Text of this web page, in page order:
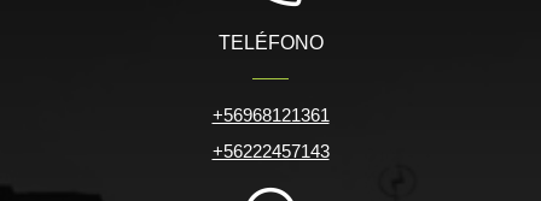
TELÉFONO
+56968121361
+56222457143